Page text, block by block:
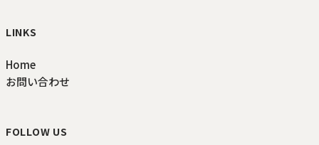
LINKS
Home
お問い合わせ
FOLLOW US